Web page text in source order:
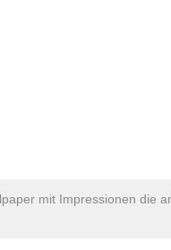
mit Impressionen die